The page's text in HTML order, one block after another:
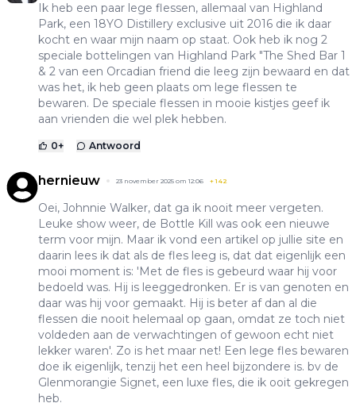
Ik heb een paar lege flessen, allemaal van Highland
Park, een 18YO Distillery exclusive uit 2016 die ik daar
kocht en waar mijn naam op staat. Ook heb ik nog 2
speciale bottelingen van Highland Park "The Shed Bar 1
& 2 van een Orcadian friend die leeg zijn bewaard en dat
was het, ik heb geen plaats om lege flessen te
bewaren. De speciale flessen in mooie kistjes geef ik
aan vrienden die wel plek hebben.
0+ Antwoord
hernieuw 23 november 2025 om 12:06 +142
Oei, Johnnie Walker, dat ga ik nooit meer vergeten.
Leuke show weer, de Bottle Kill was ook een nieuwe
term voor mijn. Maar ik vond een artikel op jullie site en
daarin lees ik dat als de fles leeg is, dat dat eigenlijk een
mooi moment is: 'Met de fles is gebeurd waar hij voor
bedoeld was. Hij is leeggedronken. Er is van genoten en
daar was hij voor gemaakt. Hij is beter af dan al die
flessen die nooit helemaal op gaan, omdat ze toch niet
voldeden aan de verwachtingen of gewoon echt niet
lekker waren'. Zo is het maar net! Een lege fles bewaren
doe ik eigenlijk, tenzij het een heel bijzondere is. bv de
Glenmorangie Signet, een luxe fles, die ik ooit gekregen
heb.